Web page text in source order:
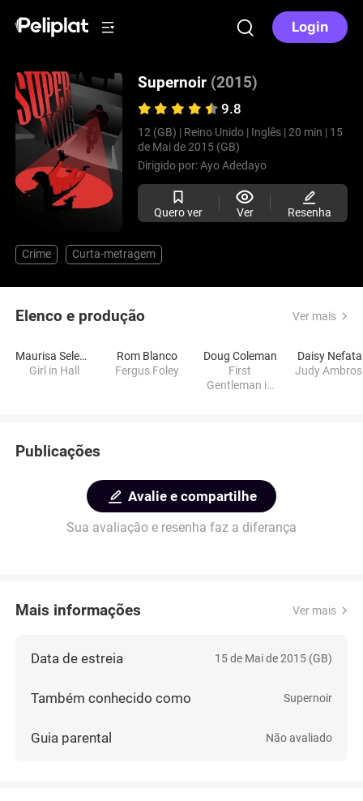
Login
Supernoir (2015)
9.8
12 (GB) | Reino Unido | Inglês | 20 min | 15
de Mai de 2015 (GB)
Dirigido por:Ayo Adedayo
Quero ver Ver Resenha
Crime Curta-metragem
Elenco e produção Ver mais
Maurisa Selene Coleman
Girl in Hall
Rom Blanco
Fergus Foley
Doug Coleman
First
Gentleman in
Daisy
Judy
Publicações
Avalie e compartilhe
Sua avaliação e resenha faz a diferança
Mais informações Ver mais
Data de estreia 15 de Mai de 2015 (GB)
Também conhecido como Supernoir
Guia parental Não avaliado